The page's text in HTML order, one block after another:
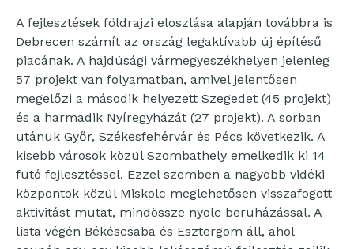
A fejlesztések földrajzi eloszlása alapján továbbra is
Debrecen számít az ország legaktívabb új építésű
piacának. A hajdúsági vármegyeszékhelyen jelenleg
57 projekt van folyamatban, amivel jelentősen
megelőzi a második helyezett Szegedet (45 projekt)
és a harmadik Nyíregyházát (27 projekt). A sorban
utánuk Győr, Székesfehérvár és Pécs következik. A
kisebb városok közül Szombathely emelkedik ki 14
futó fejlesztéssel. Ezzel szemben a nagyobb vidéki
központok közül Miskolc meglehetősen visszafogott
aktivitást mutat, mindössze nyolc beruházással. A
lista végén Békéscsaba és Esztergom áll, ahol